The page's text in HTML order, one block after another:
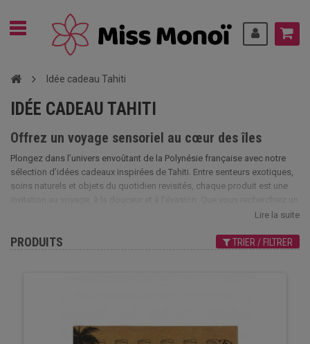
Idée cadeau Tahiti
IDÉE CADEAU TAHITI
Offrez un voyage sensoriel au cœur des îles
Plongez dans l’univers envoûtant de la Polynésie française avec notre
sélection d’idées cadeaux inspirées de Tahiti. Entre senteurs exotiques,
soins naturels et objets du quotidien revisités, chaque produit est une
cadeau raffiné ou une attention originale, notre collection réunit une
coffrets cadeaux soigneusement composés, parfaits pour offrir un
Lire la suite
PRODUITS TRIER / FILTRER